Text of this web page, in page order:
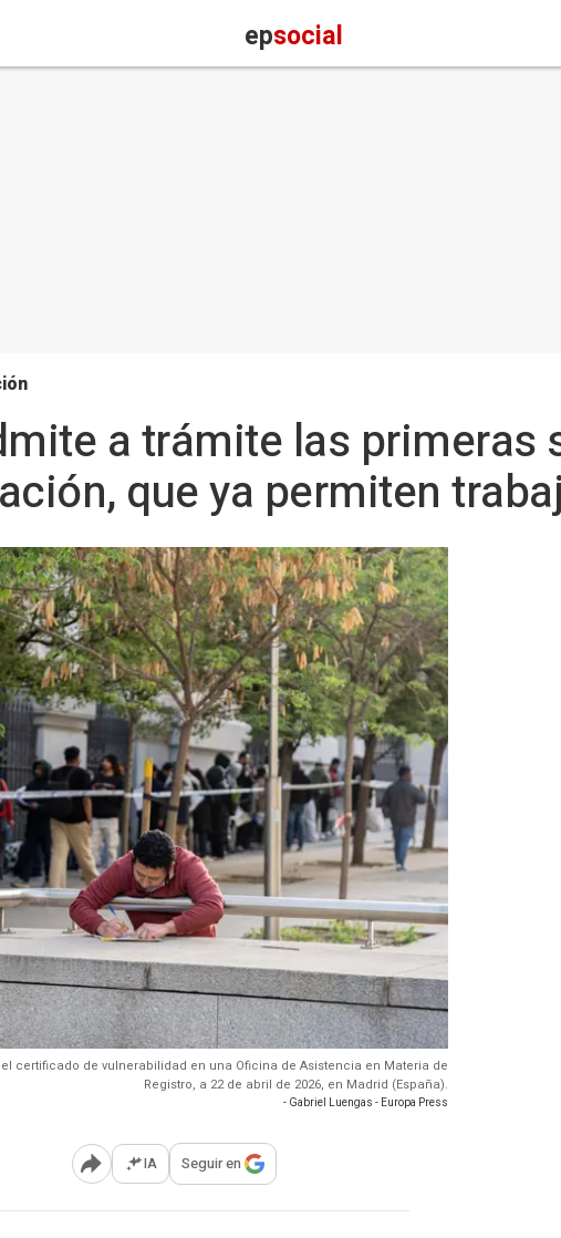
epsocial
a trámite las primeras
que ya permiten
certificado de vulnerabilidad en una Oficina de Asistencia en Materia de
Registro, a 22 de abril de 2026, en Madrid (España).
- Gabriel Luengas - Europa Press
Abrir opciones para compartir
IA Seguir en